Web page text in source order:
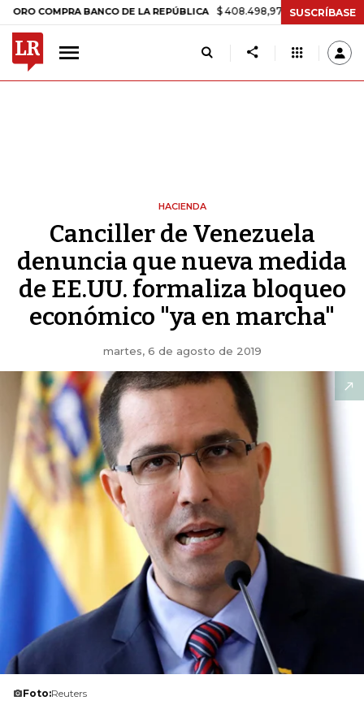
BANCO DE LA REPÚBLICA $ 408.498,97 +$ 8.753,81 +2,19%
SUSCRÍBASE
HACIENDA
Canciller de Venezuela
denuncia que nueva medida
de EE.UU. formaliza bloqueo
económico "ya en marcha"
martes, 6 de agosto de 2019
Foto:Reuters